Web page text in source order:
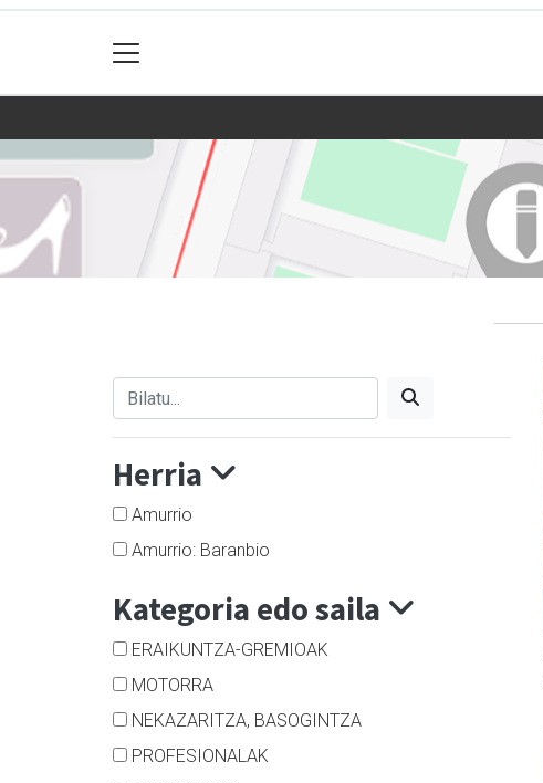
Herria
Amurrio
Amurrio: Baranbio
Kategoria edo saila
ERAIKUNTZA-GREMIOAK
MOTORRA
NEKAZARITZA, BASOGINTZA
PROFESIONALAK